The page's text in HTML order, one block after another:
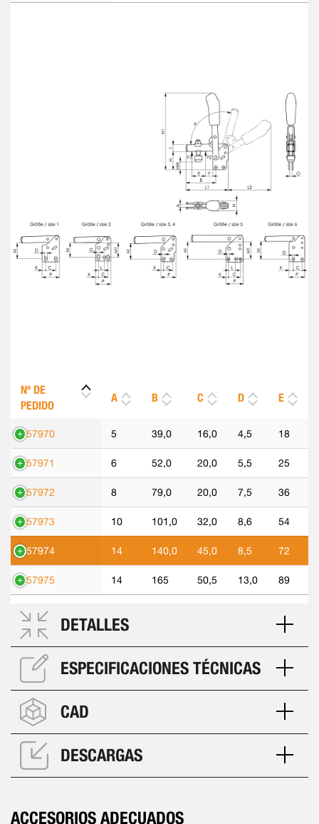
Nº DE
PEDIDO
A B C D E
557970 5 39,0 16,0 4,5 18
557971 6 52,0 20,0 5,5 25
557972 8 79,0 20,0 7,5 36
557973 10 101,0 32,0 8,6 54
557974 14 140,0 45,0 8,5 72
557975 14 165 50,5 13,0 89
DETALLES
ESPECIFICACIONES TÉCNICAS
CAD
DESCARGAS
ACCESORIOS ADECUADOS